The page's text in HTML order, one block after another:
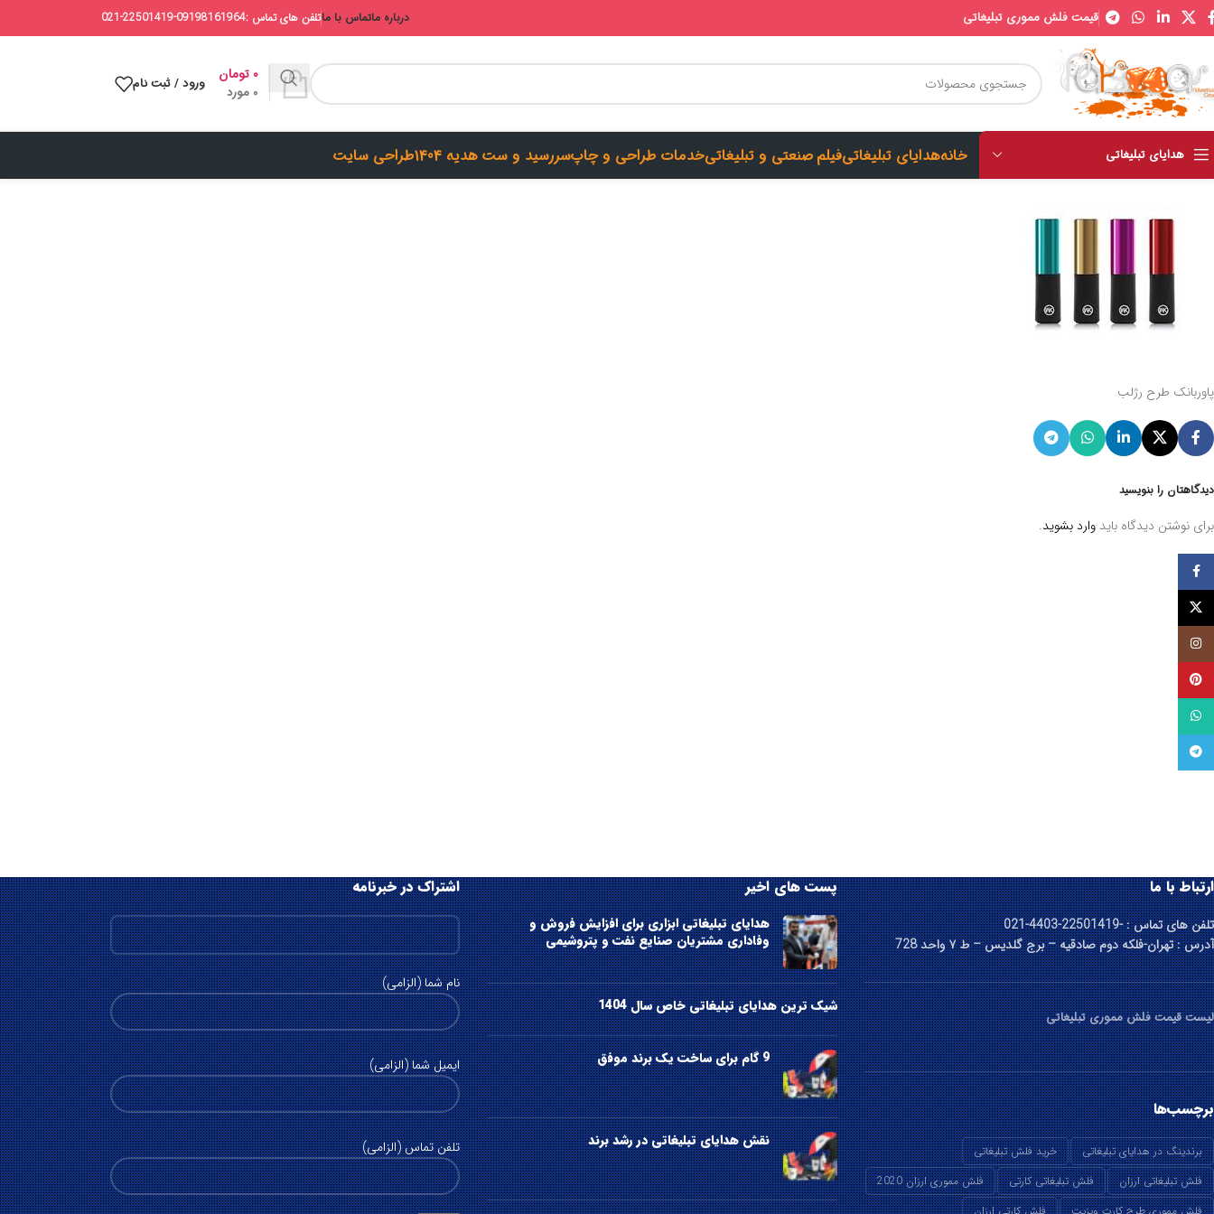
قیمت فلش مموری تبلیغاتی درباره ماتماس با ماتلفن های تماس :09198161964-22501419-021
0 مورد
۰ تومان ورود / ثبت نام
هدایای تبلیغاتی خانههدایای تبلیغاتیفیلم صنعتی و تبلیغاتیخدمات طراحی و چاپسررسید و ست هدیه 1404 طراحی سایت
پاوربانک طرح رژلب
دیدگاهتان را بنویسید
برای نوشتن دیدگاه باید وارد بشوید.
ارتباط با ما
تلفن های تماس : -22501419-4403-021
آدرس : تهران-فلکه دوم صادقیه – برج گلدیس – ط ۷ واحد 728
لیست قیمت فلش مموری تبلیغاتی
برچسب‌ها
برندینگ در هدایای تبلیغاتی
خرید فلش تبلیغاتی
فلش تبلیغاتی ارزان
فلش تبلیغاتی کارتی
فلش مموری ارزان 2020
پست های اخیر
هدایای تبلیغاتی ابزاری برای افزایش فروش و
وفاداری مشتریان صنایع نفت و پتروشیمی
شیک ترین هدایای تبلیغاتی خاص سال 1404
9 گام برای ساخت یک برند موفق
نقش هدایای تبلیغاتی در رشد برند
اشتراک در خبرنامه
نام شما (الزامی)
ایمیل شما (الزامی)
تلفن تماس (الزامی)